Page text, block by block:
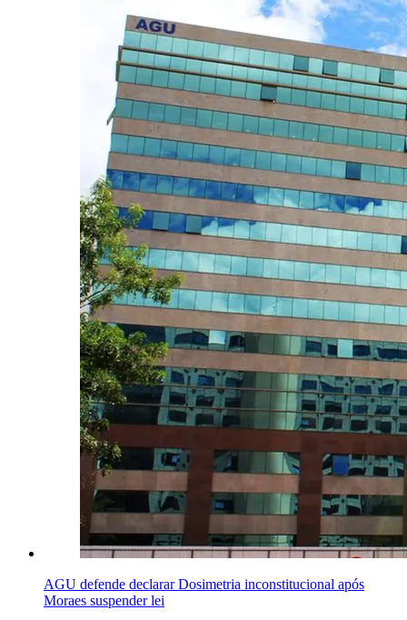
AGU defende declarar Dosimetria inconstitucional após
Moraes suspender lei